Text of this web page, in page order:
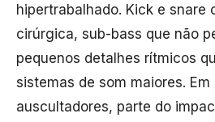
hipertrabalhado. Kick e snare
cirúrgica, sub-bass que não
pequenos detalhes rítmicos
sistemas de som maiores.
auscultadores, parte do